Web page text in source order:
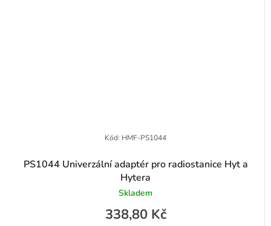
PS1044 Univerzální adaptér pro radiostanice Hyt a
Hytera
Skladem
338,80 Kč
Kód: HMF-PS1044